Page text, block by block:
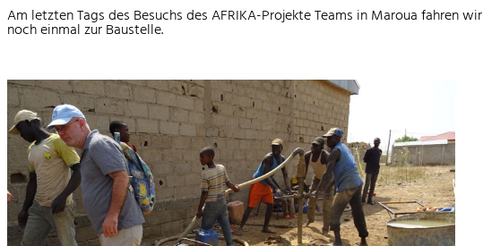
Am letzten Tags des Besuchs des AFRIKA-Projekte Teams in Maroua fahren wir
noch einmal zur Baustelle.